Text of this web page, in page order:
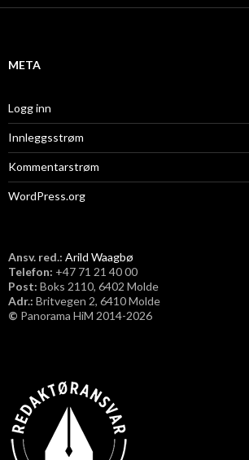
i
META
Logg inn
Innleggsstrøm
Kommentarstrøm
WordPress.org
Ansv. red.: Arild Waagbø
Telefon: ​+47 71 21 40 00
Post: Boks 2110, 6402 Molde
Adr.: Britvegen 2, 6410 Molde
© Panorama HiM 2014-2026